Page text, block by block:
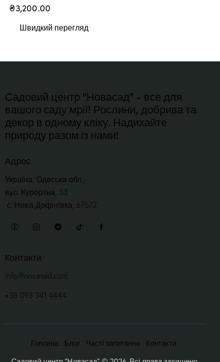
₴3,200.00
Швидкий перегляд
Садовий центр "Новасад" - все для
вашого саду мрії! Рослини, добрива та
декор в одному кліку. Надихайте
природу разом із нами!
Адрес
Україна, Одеська обл.,
вул. Курортна, 53
с. Нова Дофінівка, 67572
Контакти
info@novasad.com
+38 093 341 4444
Головна Блог Часті запитання Контакти